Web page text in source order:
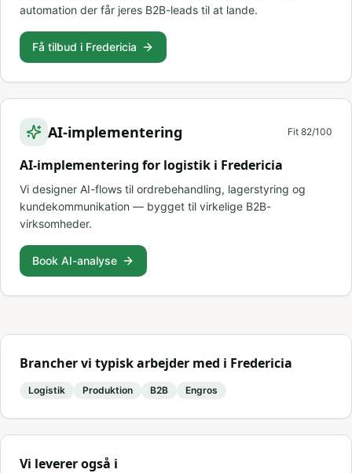
automation der får jeres B2B-leads til at lande.
Få tilbud i Fredericia
AI-implementering Fit 82/100
AI-implementering for logistik i Fredericia
Vi designer AI-flows til ordrebehandling, lagerstyring og
kundekommunikation — bygget til virkelige B2B-
virksomheder.
Book AI-analyse
Brancher vi typisk arbejder med i Fredericia
Logistik Produktion B2B Engros
Vi leverer også i